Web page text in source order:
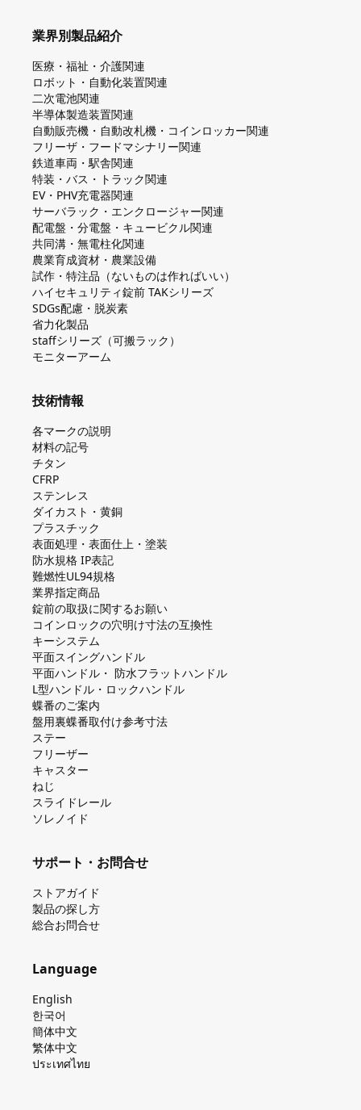
業界別製品紹介
医療・福祉・介護関連
ロボット・自動化装置関連
二次電池関連
半導体製造装置関連
自動販売機・自動改札機・コインロッカー関連
フリーザ・フードマシナリー関連
鉄道車両・駅舎関連
特装・バス・トラック関連
EV・PHV充電器関連
サーバラック・エンクロージャー関連
配電盤・分電盤・キュービクル関連
共同溝・無電柱化関連
農業育成資材・農業設備
試作・特注品（ないものは作ればいい）
ハイセキュリティ錠前 TAKシリーズ
SDGs配慮・脱炭素
省力化製品
staffシリーズ（可搬ラック）
モニターアーム
技術情報
各マークの説明
材料の記号
チタン
CFRP
ステンレス
ダイカスト・⻩銅
プラスチック
表面処理・表面仕上・塗装
防⽔規格 IP表記
難燃性UL94規格
業界指定商品
錠前の取扱に関するお願い
コインロックの⽳明け⼨法の互換性
キーシステム
平⾯スイングハンドル
平⾯ハンドル・ 防⽔フラットハンドル
L型ハンドル・ロックハンドル
蝶番のご案内
盤⽤裏蝶番取付け参考⼨法
ステー
フリーザー
キャスター
ねじ
スライドレール
ソレノイド
サポート・お問合せ
ストアガイド
製品の探し⽅
総合お問合せ
Language
English
한국어
簡体中文
繁体中文
ประเทศไทย